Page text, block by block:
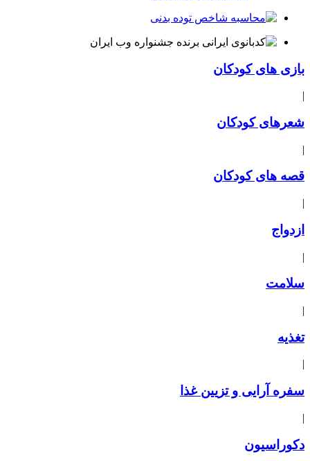
بازی های کودکان
|
شعرهای کودکان
|
قصه های کودکان
|
ازدواج
|
سلامت
|
تغذیه
|
سفره آرایی و تزیین غذا
|
دکوراسیون